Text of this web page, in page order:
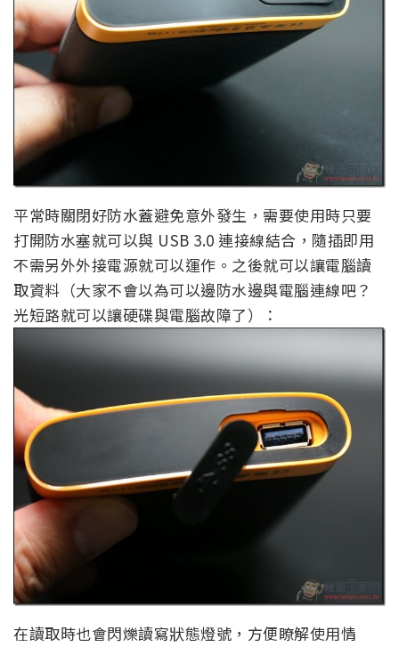
平常時關閉好防水蓋避免意外發生，需要使用時只要
打開防水塞就可以與 USB 3.0 連接線結合，隨插即用
不需另外外接電源就可以運作。之後就可以讓電腦讀
取資料（大家不會以為可以邊防水邊與電腦連線吧？
光短路就可以讓硬碟與電腦故障了）：
在讀取時也會閃爍讀寫狀態燈號，方便瞭解使用情